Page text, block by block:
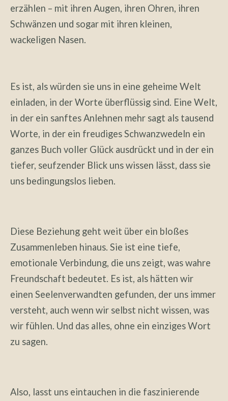
erzählen – mit ihren Augen, ihren Ohren, ihren
Schwänzen und sogar mit ihren kleinen,
wackeligen Nasen.
Es ist, als würden sie uns in eine geheime Welt
einladen, in der Worte überflüssig sind. Eine Welt,
in der ein sanftes Anlehnen mehr sagt als tausend
Worte, in der ein freudiges Schwanzwedeln ein
ganzes Buch voller Glück ausdrückt und in der ein
tiefer, seufzender Blick uns wissen lässt, dass sie
uns bedingungslos lieben.
Diese Beziehung geht weit über ein bloßes
Zusammenleben hinaus. Sie ist eine tiefe,
emotionale Verbindung, die uns zeigt, was wahre
Freundschaft bedeutet. Es ist, als hätten wir
einen Seelenverwandten gefunden, der uns immer
versteht, auch wenn wir selbst nicht wissen, was
wir fühlen. Und das alles, ohne ein einziges Wort
zu sagen.
Also, lasst uns eintauchen in die faszinierende